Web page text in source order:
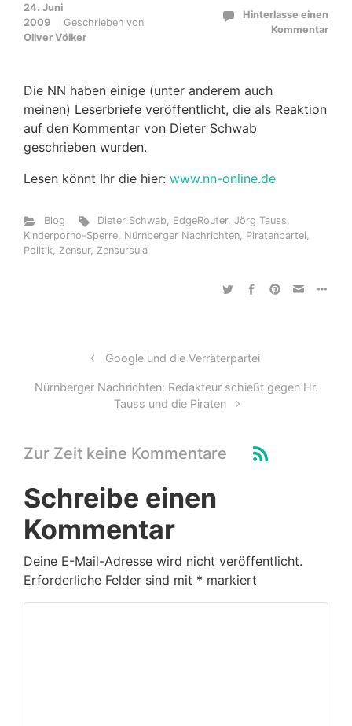
24. Juni
2009
Geschrieben von
Oliver Völker
Hinterlasse einen
Kommentar
Die NN haben einige (unter anderem auch
meinen) Leserbriefe veröffentlicht, die als Reaktion
auf den Kommentar von Dieter Schwab
geschrieben wurden.
Lesen könnt Ihr die hier: www.nn-online.de
Blog Dieter Schwab, EdgeRouter,Jörg Tauss,
Kinderporno-Sperre, Nürnberger Nachrichten, Piratenpartei,
Politik, Zensur, Zensursula
Google und die Verräterpartei
Nürnberger Nachrichten: Redakteur schießt gegen Hr.
Tauss und die Piraten
Zur Zeit keine Kommentare
Schreibe einen
Kommentar
Deine E-Mail-Adresse wird nicht veröffentlicht.
Erforderliche Felder sind mit * markiert